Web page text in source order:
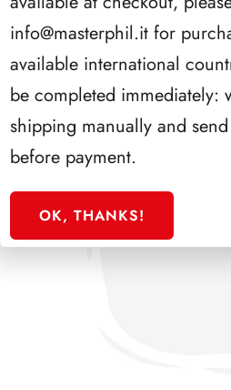
info@masterphil.it for
available international
be completed immediately:
shipping manually and
before payment.
OK, THANKS!